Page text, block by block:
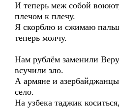
И теперь меж собой
плечом к плечу.
Я скорблю и сжимаю
теперь молчу.
Нам рублём заменили
всучили зло.
А армяне и
село.
На узбека таджик